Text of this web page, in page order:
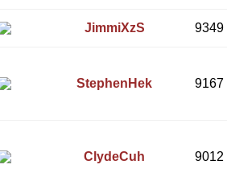
JimmiXzS 9349
StephenHek 9167
ClydeCuh 9012